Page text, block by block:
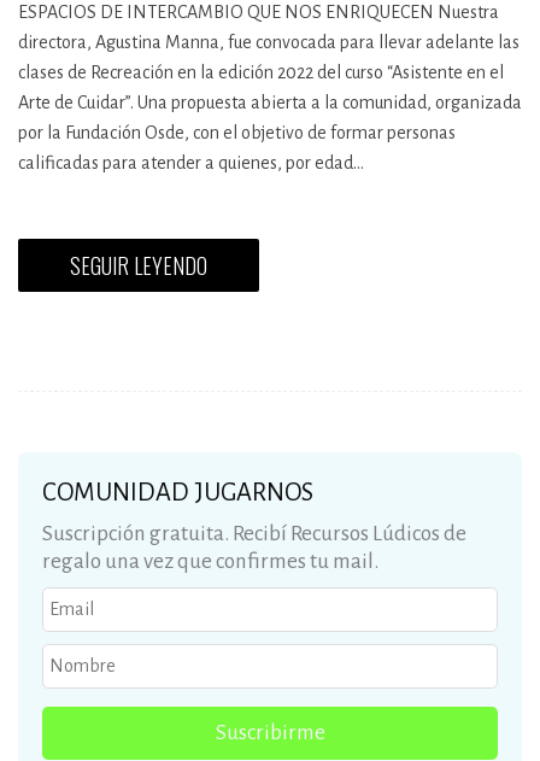
ESPACIOS DE INTERCAMBIO QUE NOS ENRIQUECEN Nuestra
directora, Agustina Manna, fue convocada para llevar adelante las
clases de Recreación en la edición 2022 del curso “Asistente en el
Arte de Cuidar”. Una propuesta abierta a la comunidad, organizada
por la Fundación Osde, con el objetivo de formar personas
calificadas para atender a quienes, por edad…
SEGUIR LEYENDO
COMUNIDAD JUGARNOS
Suscripción gratuita. Recibí Recursos Lúdicos de
regalo una vez que confirmes tu mail.
Suscribirme